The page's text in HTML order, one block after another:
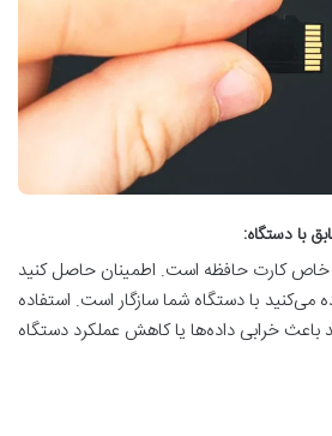
با دستگاه:
خاص کارت حافظه است. اطمینان حاصل کنید
می‌کنید با دستگاه شما سازگار است. استفاده
باعث خرابی داده‌ها یا کاهش عملکرد دستگاه